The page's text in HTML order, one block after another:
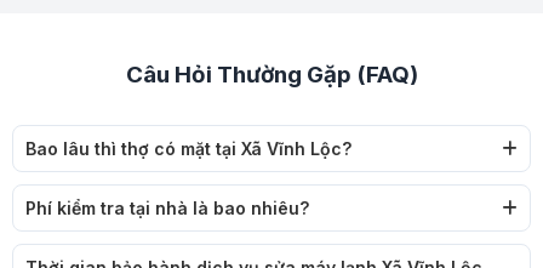
Câu Hỏi Thường Gặp (FAQ)
Bao lâu thì thợ có mặt tại Xã Vĩnh Lộc?
Phí kiểm tra tại nhà là bao nhiêu?